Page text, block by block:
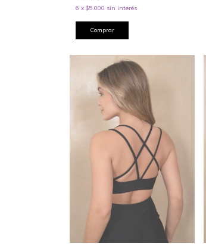
6 x $5.000 sin interés
Comprar